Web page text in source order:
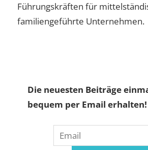
Führungskräften für
familiengeführte Unternehmen.
Die neuesten Beiträge
bequem per Email erhalten!